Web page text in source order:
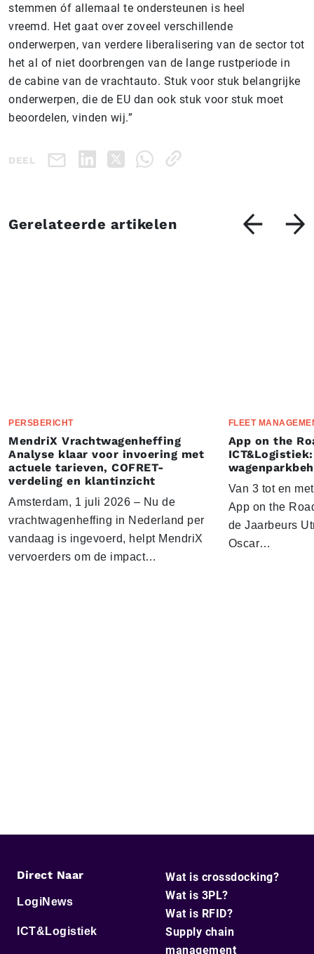
stemmen óf allemaal te ondersteunen is heel
vreemd. Het gaat over zoveel verschillende
onderwerpen, van verdere liberalisering van de sector tot
het al of niet doorbrengen van de lange rustperiode in
de cabine van de vrachtauto. Stuk voor stuk belangrijke
onderwerpen, die de EU dan ook stuk voor stuk moet
beoordelen, vinden wij.”
DEEL
Gerelateerde artikelen
PERSBERICHT
MendriX Vrachtwagenheffing
Analyse klaar voor invoering met
actuele tarieven, COFRET-
verdeling en klantinzicht
Amsterdam, 1 juli 2026 – Nu de
vrachtwagenheffing in Nederland per
vandaag is ingevoerd, helpt MendriX
vervoerders om de impact…
FLEET
App on the
Van 3 tot en
App on the
de Jaarbeurs
Oscar…
Direct Naar
LogiNews
ICT&Logistiek
Wat is crossdocking?
Wat is 3PL?
Wat is RFID?
Supply chain
management